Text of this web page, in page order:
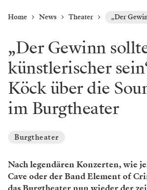
Home News Theater „Der
„Der Gewinn
künstlerischer
Köck über die
im Burgtheater
Burgtheater
Nach legendären Konzerten, wie
Cave oder der Band Element of